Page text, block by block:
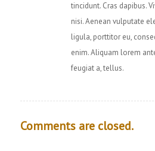
tincidunt. Cras dapibus.
nisi. Aenean vulputate
ligula, porttitor eu,
enim. Aliquam lorem
feugiat a, tellus.
Comments are closed.